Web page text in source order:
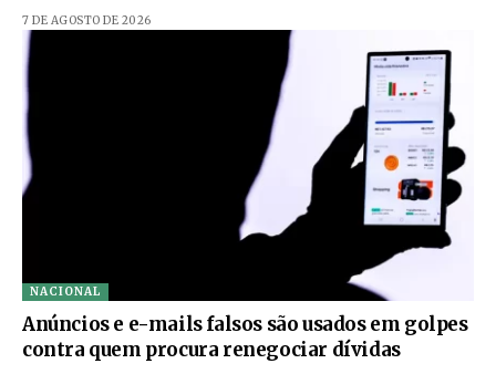
7 DE AGOSTO DE 2026
NACIONAL
Anúncios e e-mails falsos são usados em golpes
contra quem procura renegociar dívidas